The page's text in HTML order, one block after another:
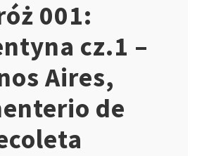
001:
cz.1 –
Aires,
de